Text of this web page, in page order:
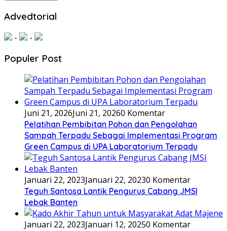
Advedtorial
- -
Populer Post
Juni 21, 2026Juni 21, 20260 Komentar
Pelatihan Pembibitan Pohon dan Pengolahan
Sampah Terpadu Sebagai Implementasi Program
Green Campus di UPA Laboratorium Terpadu
Januari 22, 2023Januari 22, 20230 Komentar
Teguh Santosa Lantik Pengurus Cabang JMSI
Lebak Banten
Januari 22, 2023Januari 12, 20250 Komentar